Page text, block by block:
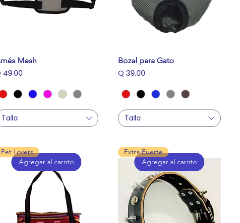
Mesh
49.00
Talla
Bozal para Gato
Precio
Q 39.00
Talla
Agregar al carrito
Pet Lovers
Agregar al carrito
Extra Fuerte